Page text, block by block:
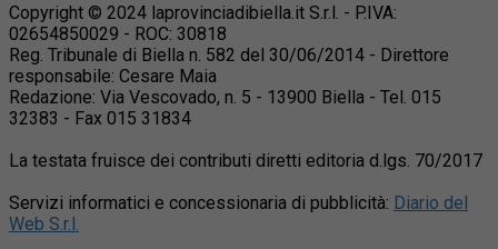
Copyright © 2024 laprovinciadibiella.it S.r.l. - P.IVA:
02654850029 - ROC: 30818
Reg. Tribunale di Biella n. 582 del 30/06/2014 - Direttore
responsabile: Cesare Maia
Redazione: Via Vescovado, n. 5 - 13900 Biella - Tel. 015
32383 - Fax 015 31834
La testata fruisce dei contributi diretti editoria d.lgs. 70/2017
Servizi informatici e concessionaria di pubblicità: Diario del
Web S.r.l.